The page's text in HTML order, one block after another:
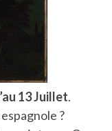
13 Juillet.
?